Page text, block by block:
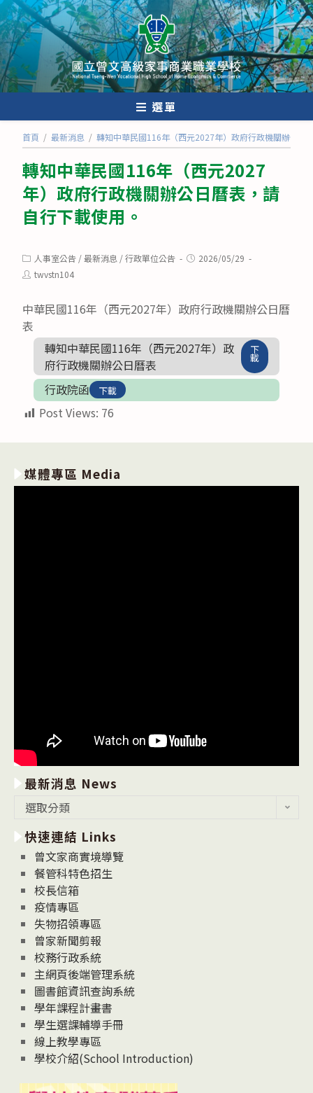
跳
轉
至
主
要
內
選單
首頁 / 最新消息 / 轉知中華民國116年（西元2027年）政府行政機關辦公日
轉知中華民國116年（西元2027
年）政府行政機關辦公日曆表，請
自行下載使用。
Post
category:
人事室公告 /最新消息 /行政單位公告
Post2026/05/29
Posttwvstn104
中華民國116年（西元2027年）政府行政機關辦公日曆
表
轉知中華民國116年（西元2027年）政
府行政機關辦公日曆表
下
載
行政院函 下載
Post Views: 76
媒體專區 Media
最新消息 News
消
息
News
選取分類
快速連結 Links
曾文家商實境導覽
餐管科特色招生
校長信箱
疫情專區
失物招領專區
曾家新聞剪報
校務行政系統
主網頁後端管理系統
圖書館資訊查詢系統
學年課程計畫書
學生選課輔導手冊
線上教學專區
學校介紹(School Introduction)